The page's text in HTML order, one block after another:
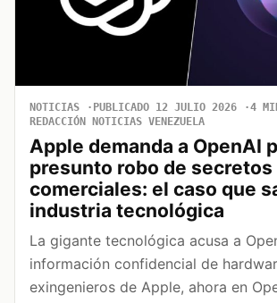
NOTICIAS PUBLICADO 12 JULIO 2026
4
REDACCIÓN NOTICIAS VENEZUELA
Apple demanda a OpenAI
presunto robo de secretos
comerciales: el caso que
industria tecnológica
La gigante tecnológica acusa a
información confidencial de
exingenieros de Apple, ahora en